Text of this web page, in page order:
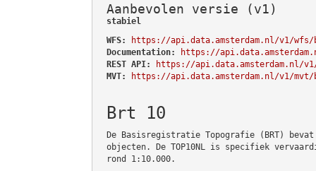
Aanbevolen versie (v1)
stabiel
WFS:
https://api.data.amsterdam.nl/v1/wfs/
Documentation:
https://
REST API:
https://api.data.amsterdam.nl/
MVT:
https://api.data.amsterdam.nl/v1/mvt/
Brt 10
De Basisregistratie Topografie (BRT)
objecten. De TOP10NL is specifiek
rond 1:10.000.